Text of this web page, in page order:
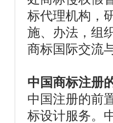
标代理机构，
施、办法，组
商标国际交流
中国商标注册
中国注册的前
标设计服务。